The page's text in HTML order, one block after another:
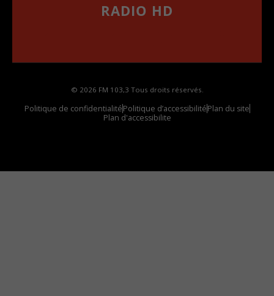
RADIO HD
© 2026 FM 103,3 Tous droits réservés.
Politique de confidentialitéPolitique d’accessibilitéPlan du site
Plan d'accessibilite